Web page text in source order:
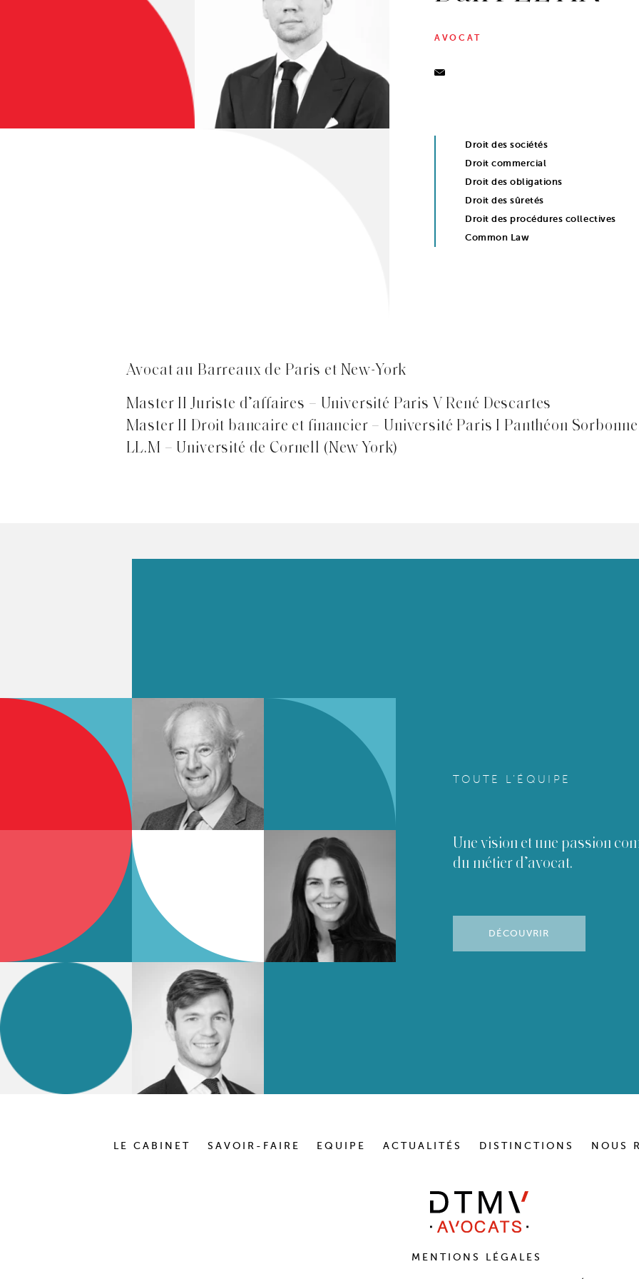
AVOCAT
Droit des sociétés
Droit commercial
Droit des obligations
Droit des sûretés
Droit des procédures collectives
Common Law
Avocat au Barreaux de Paris et New-York
Master II Juriste d’affaires – Université Paris V René Descartes
Master II Droit bancaire et financier – Université Paris I Panthéon Sorbonne
LL.M – Université de Cornell (New York)
TOUTE L’ÉQUIPE
Une vision et une passion
du métier d’avocat.
DÉCOUVRIR
LE CABINET SAVOIR-FAIRE EQUIPE ACTUALITÉS DISTINCTIONS NOUS
MENTIONS LÉGALES